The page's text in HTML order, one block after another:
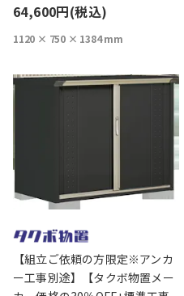
64,600円(税込)
1120 × 750 × 1384 mm
【組立ご依頼の方限定※アンカ
ー工事別途】【タクボ物置メー